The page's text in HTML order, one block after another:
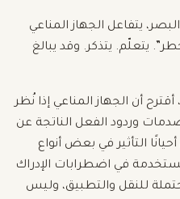
يتفاعل الجهاز المناعي
يتعلّم. يتذكر. وقد يبالغ
أن الجهاز المناعي إذا نُظر
وردود الفعل الناتجة عن
التأثير في بعض أنواع
في اضطرابات الإدراك
للنقل والتطبيق، وليس